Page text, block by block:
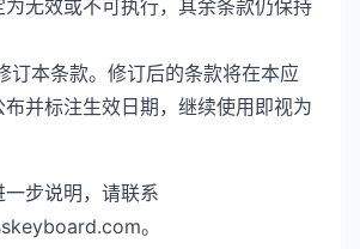
无效或不可执行，其余条款仍保持
订本条款。修订后的条款将在本应
并标注生效日期，继续使用即视为
步说明，请联系
。